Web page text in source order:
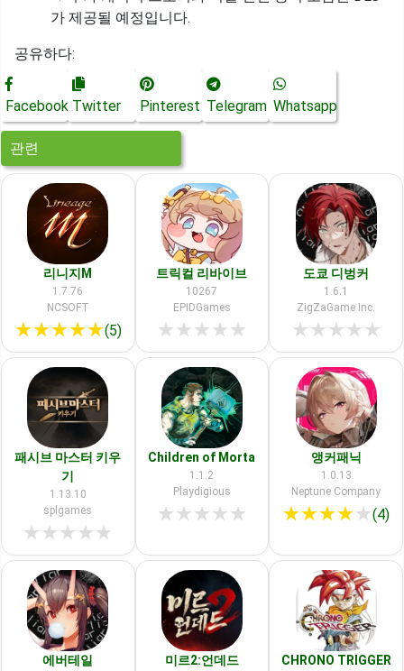
가 제공될 예정입니다.
공유하다:
Facebook Twitter Pinterest Telegram Whatsapp
관련
리니지M
1.7.76
NCSOFT
★★★★★(5)
트릭컬 리바이브
10267
EPIDGames
★★★★★
도쿄 디벙커
1.6.1
ZigZaGame Inc.
★★★★★
패시브 마스터 키우
기
1.13.10
splgames
★★★★★
Children of Morta
1.1.2
Playdigious
★★★★★
앵커패닉
1.0.13
Neptune Company
★★★★★(4)
에버테일 미르2:언데드
CHRONO TRIGGER